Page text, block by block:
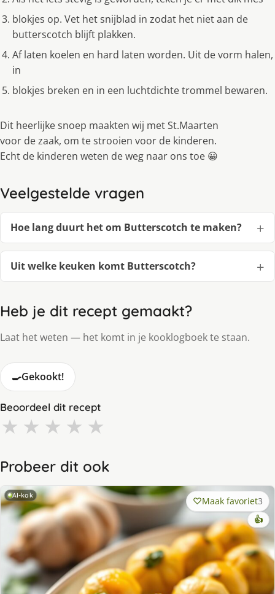
blokjes op. Vet het snijblad in zodat het niet aan de
butterscotch blijft plakken.
Af laten koelen en hard laten worden. Uit de vorm halen,
in
blokjes breken en in een luchtdichte trommel bewaren.
Dit heerlijke snoep maakten wij met St.Maarten
voor de zaak, om te strooien voor de kinderen.
Echt de kinderen weten de weg naar ons toe 😀
Veelgestelde vragen
Hoe lang duurt het om Butterscotch te maken?
Uit welke keuken komt Butterscotch?
Heb je dit recept gemaakt?
Laat het weten — het komt in je kooklogboek te staan.
🍳Gekookt!
Beoordeel dit recept
★ ★ ★ ★ ★
Probeer dit ook
AI-kok Maak favoriet3
👍